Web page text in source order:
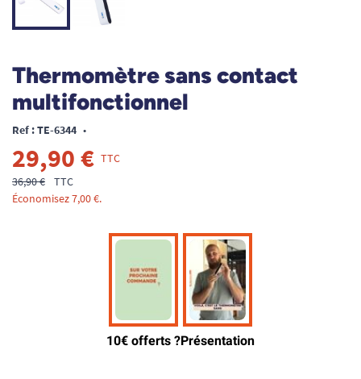
Thermomètre sans contact
multifonctionnel
Ref : TE-6344 •
29,90 € TTC
36,90 €
TTC
Économisez 7,00 €.